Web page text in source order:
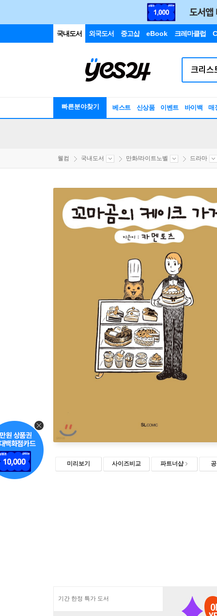
국내도서 외국도서 중고샵 eBook 크레마클럽
빠른분야찾기 베스트 신상품 이벤트 바이백 매
웰컴 국내도서 만화/라이트노벨 드라마
미리보기 사이즈비교 파트너샵
기간 한정 특가 도서